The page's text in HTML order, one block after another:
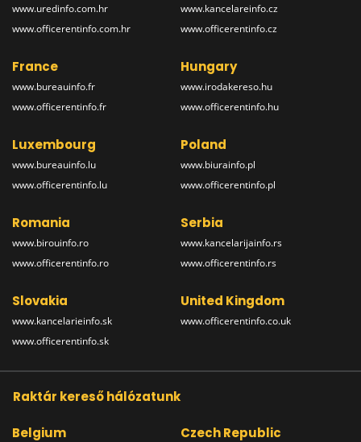
www.uredinfo.com.hr
www.officerentinfo.com.hr
www.kancelareinfo.cz
www.officerentinfo.cz
France
www.bureauinfo.fr
www.officerentinfo.fr
Hungary
www.irodakereso.hu
www.officerentinfo.hu
Luxembourg
www.bureauinfo.lu
www.officerentinfo.lu
Poland
www.biurainfo.pl
www.officerentinfo.pl
Romania
www.birouinfo.ro
www.officerentinfo.ro
Serbia
www.kancelarijainfo.rs
www.officerentinfo.rs
Slovakia
www.kancelarieinfo.sk
www.officerentinfo.sk
United Kingdom
www.officerentinfo.co.uk
Raktár kereső hálózatunk
Belgium Czech Republic